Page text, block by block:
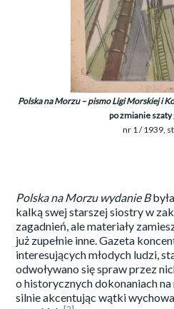
Polska na Morzu – pismo Ligi Morskiej i
po zmianie
nr 1 / 1939,
Polska na Morzu wydanie B
kalką swej starszej siostry w
zagadnień, ale materiały
już zupełnie inne. Gazeta
interesujących młodych ludzi,
odwoływano się spraw przez
o historycznych dokonaniach
silnie akcentując wątki